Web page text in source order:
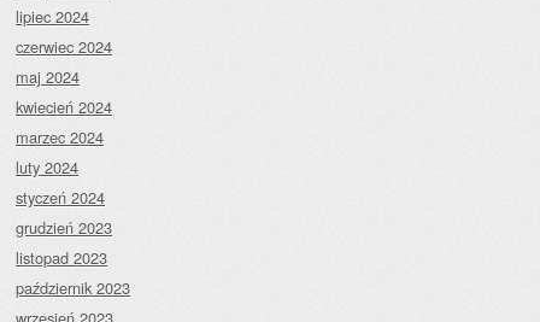
lipiec 2024
czerwiec 2024
maj 2024
kwiecień 2024
marzec 2024
luty 2024
styczeń 2024
grudzień 2023
listopad 2023
październik 2023